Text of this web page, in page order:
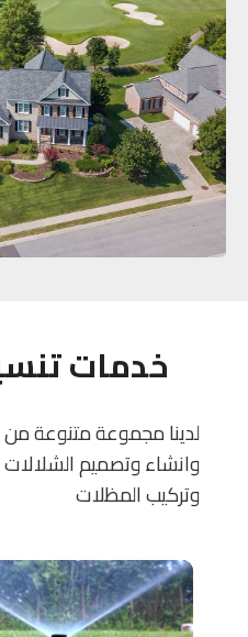
خدمات
لدينا مجموعة متنوعة
وانشاء وتصميم الشلالات
وتركيب المظلات